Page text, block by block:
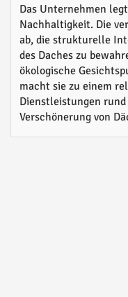
Das Unternehmen
Nachhaltigkeit. Die
ab, die strukturelle
des Daches zu
ökologische
macht sie zu einem
Dienstleistungen
Verschönerung von